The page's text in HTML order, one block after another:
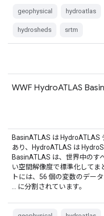
geophysical hydroatlas
hydrosheds srtm
WWF HydroATLAS
BasinATLAS は HydroATLAS
あり、HydroATLAS は
BasinATLAS は、世界中のす
い空間解像度で標準化してま
トには、56 個の変数のデー
… に分割されています。